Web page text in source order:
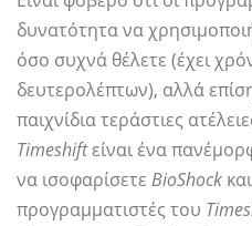
δυνατότητα να
όσο συχνά θέλετε (έχει
δευτερολέπτων), αλλά
παιχνίδια τεράστιες
Timeshiftείναι ένα
να ισοφαρίσετε BioShock και
προγραμματιστές του